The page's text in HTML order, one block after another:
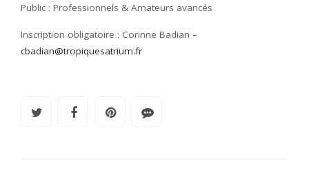
Public : Professionnels & Amateurs avancés
Inscription obligatoire : Corinne Badian –
cbadian@tropiquesatrium.fr